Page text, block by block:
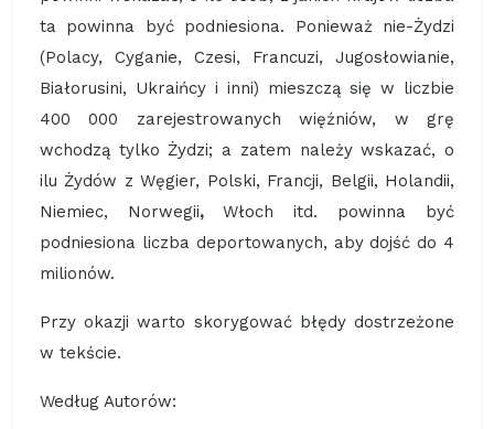
ta powinna być podniesiona. Ponieważ nie-Żydzi
(Polacy, Cyganie, Czesi, Francuzi, Jugosłowianie,
Białorusini, Ukraińcy i inni) mieszczą się w liczbie
400 000 zarejestrowanych więźniów, w grę
wchodzą tylko Żydzi; a zatem należy wskazać, o
ilu Żydów z Węgier, Polski, Francji, Belgii, Holandii,
Niemiec, Norwegii, Włoch itd. powinna być
podniesiona liczba deportowanych, aby dojść do 4
milionów.
Przy okazji warto skorygować błędy dostrzeżone
w tekście.
Według Autorów: